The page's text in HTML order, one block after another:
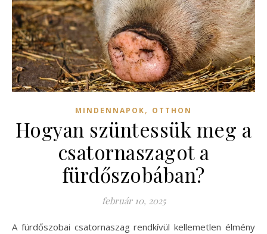
MINDENNAPOK, OTTHON
Hogyan szüntessük meg a
csatornaszagot a
fürdőszobában?
február 10, 2025
A fürdőszobai csatornaszag rendkívül kellemetlen élmény